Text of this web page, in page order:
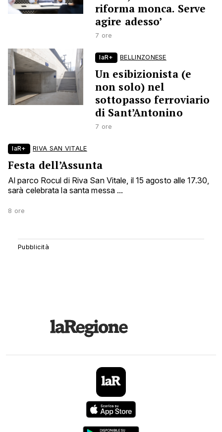
riforma monca. Serve
agire adesso’
7 ore
laR+ BELLINZONESE
Un esibizionista (e
non solo) nel
sottopasso ferroviario
di Sant’Antonino
7 ore
laR+ RIVA SAN VITALE
Festa dell’Assunta
Al parco Rocul di Riva San Vitale, il 15 agosto alle 17.30,
sarà celebrata la santa messa ...
8 ore